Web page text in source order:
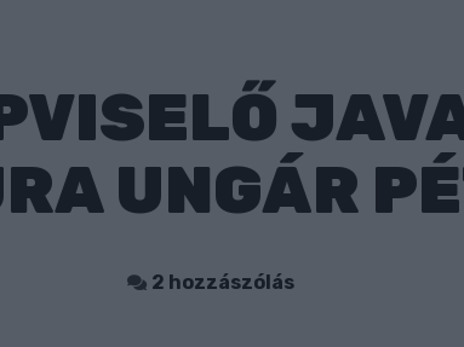
UNGÁR
2 hozzászólás